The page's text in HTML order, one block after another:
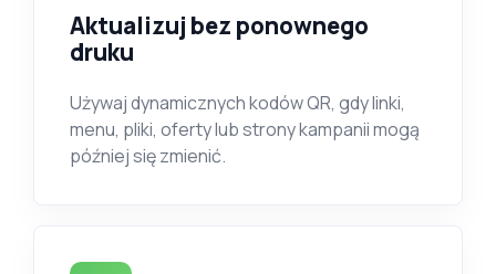
Aktualizuj bez ponownego
druku
Używaj dynamicznych kodów QR, gdy linki,
menu, pliki, oferty lub strony kampanii mogą
później się zmienić.